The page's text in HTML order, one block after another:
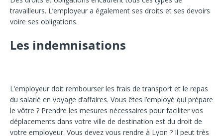
travailleurs. L’employeur a également ses droits et ses devoirs
voire ses obligations.
Les indemnisations
L’employeur doit rembourser les frais de transport et le repas
du salarié en voyage d’affaires. Vous êtes l’employé qui prépare
le vôtre ? Prendre les mesures nécessaires pour faciliter vos
déplacements dans votre ville de destination est du droit de
votre employeur. Vous devez vous rendre à Lyon ? Il peut très